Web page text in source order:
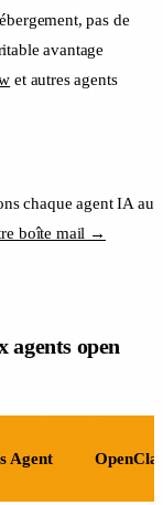
pas de
avantage
et autres agents
chaque agent IA au
boîte mail →
agents open
Agent